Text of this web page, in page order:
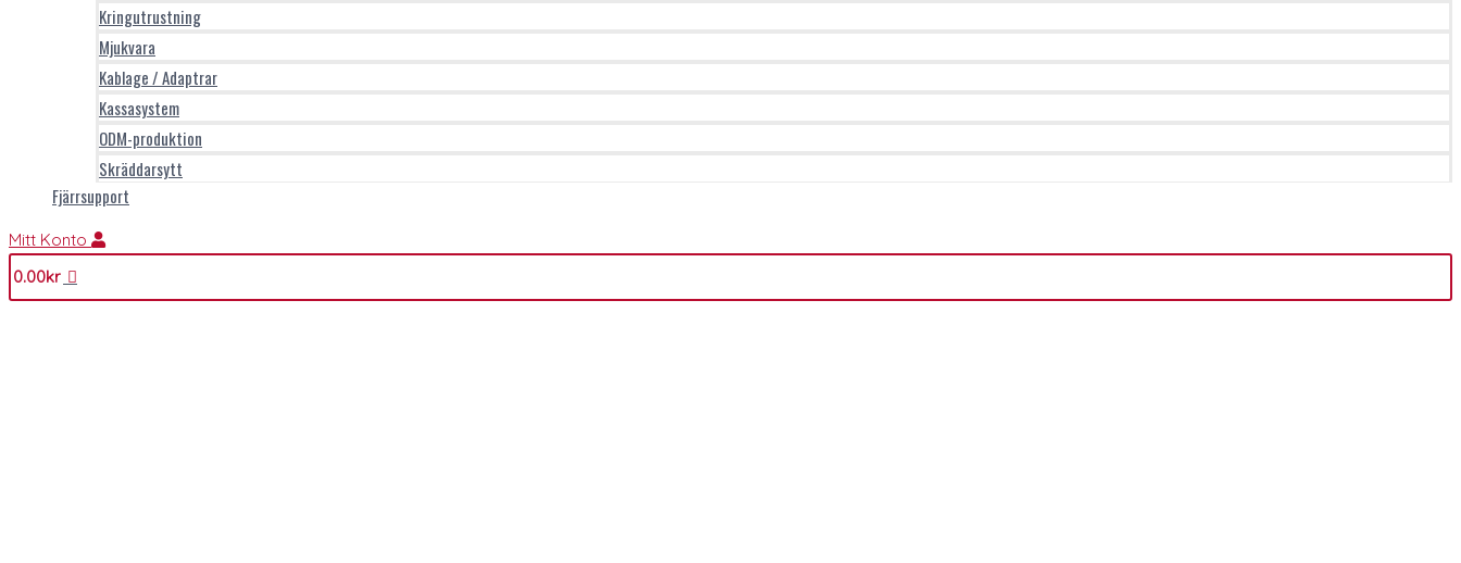
Kringutrustning
Mjukvara
Kablage / Adaptrar
Kassasystem
ODM-produktion
Skräddarsytt
Fjärrsupport
Mitt Konto
0.00kr